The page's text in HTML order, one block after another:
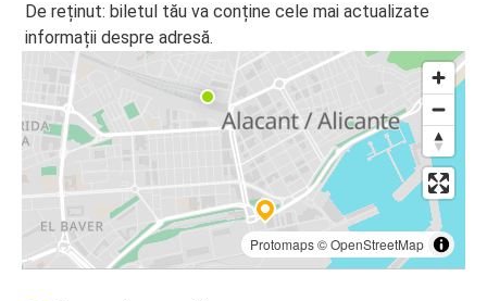
De reținut: biletul tău va conține cele mai actualizate
informații despre adresă.
Protomaps©OpenStreetMap